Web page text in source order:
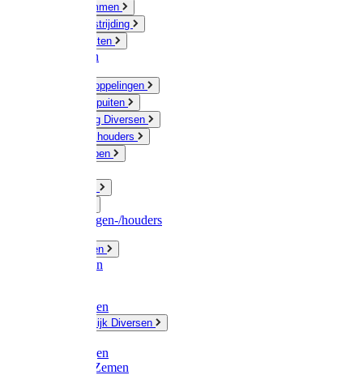
Mollenklemmen
Onkruidbestrijding
Vliegenkasten
Meststoffen
Messing koppelingen
Gieters / Spuiten
Besproeiing Diversen
Slangen & houders
Waterpompen
Slangenwagen-/houders
Olie / Vetten
Chemicalien
Plasticzakken
Huishoudelijk Diversen
Zaksluitingen
Sponzen / Zemen